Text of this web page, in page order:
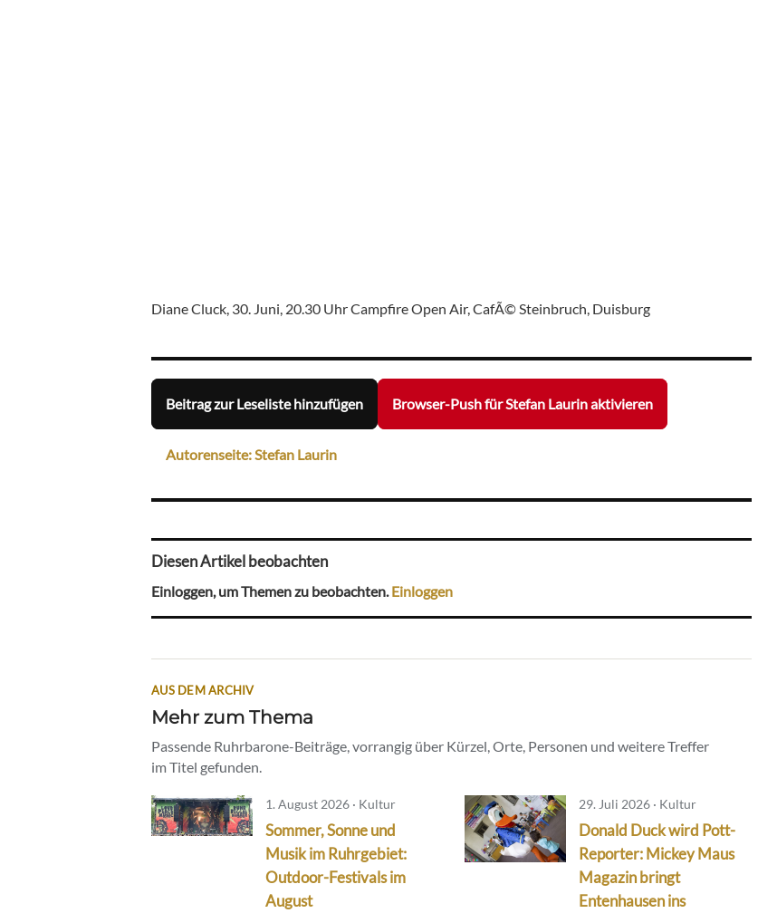
Diane Cluck, 30. Juni, 20.30 Uhr Campfire Open Air, CafÃ© Steinbruch, Duisburg
Beitrag zur Leseliste hinzufügen Browser-Push für Stefan Laurin aktivieren
Autorenseite: Stefan Laurin
Diesen Artikel beobachten
Einloggen, um Themen zu beobachten.Einloggen
AUS DEM ARCHIV
Mehr zum Thema
Passende Ruhrbarone-Beiträge, vorrangig über Kürzel, Orte, Personen und weitere Treffer
im Titel gefunden.
1. August 2026 · Kultur
Sommer, Sonne und
Musik im Ruhrgebiet:
Outdoor-Festivals im
August
29. Juli 2026 · Kultur
Donald Duck wird Pott-
Reporter: Mickey Maus
Magazin bringt
Entenhausen ins